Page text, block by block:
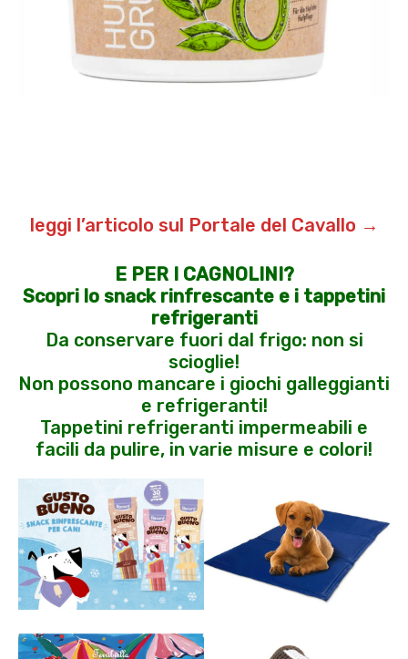
leggi l’articolo sul Portale del Cavallo →
E PER I CAGNOLINI?
Scopri lo snack rinfrescante e i tappetini
refrigeranti
Da conservare fuori dal frigo: non si
scioglie!
Non possono mancare i giochi galleggianti
e refrigeranti!
Tappetini refrigeranti impermeabili e
facili da pulire, in varie misure e colori!